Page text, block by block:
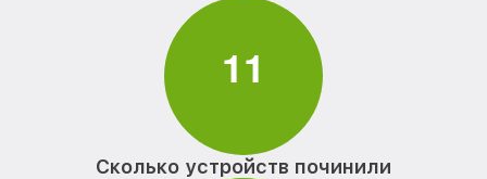
11
Сколько устройств починили